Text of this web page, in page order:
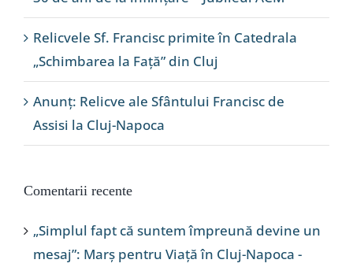
Relicvele Sf. Francisc primite în Catedrala
„Schimbarea la Față” din Cluj
Anunț: Relicve ale Sfântului Francisc de
Assisi la Cluj-Napoca
Comentarii recente
„Simplul fapt că suntem împreună devine un
mesaj”: Marș pentru Viață în Cluj-Napoca -